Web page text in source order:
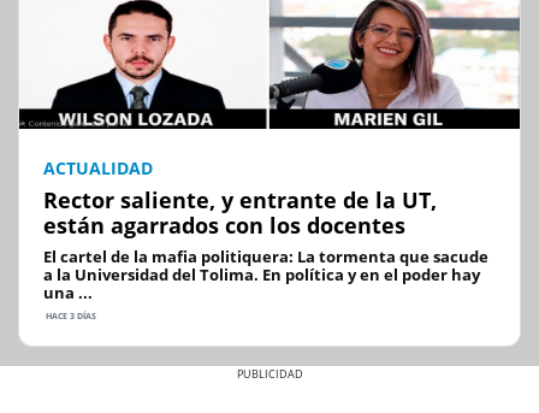
ACTUALIDAD
Rector saliente, y entrante de la UT,
están agarrados con los docentes
El cartel de la mafia politiquera: La tormenta que sacude
a la Universidad del Tolima. En política y en el poder hay
una ...
HACE 3 DÍAS